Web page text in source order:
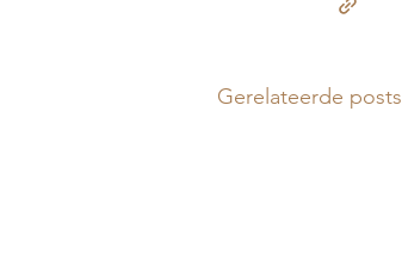
Gerelateerde posts